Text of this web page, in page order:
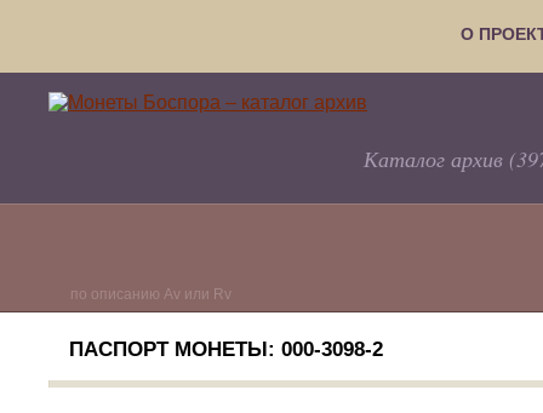
О
Каталог архив
по описанию Av или Rv
ПАСПОРТ МОНЕТЫ: 000-3098-2